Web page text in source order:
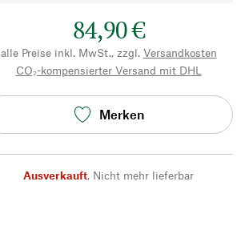
84,90 €
alle Preise inkl. MwSt., zzgl. Versandkosten
CO₂-kompensierter Versand mit DHL
Merken
Ausverkauft, Nicht mehr lieferbar